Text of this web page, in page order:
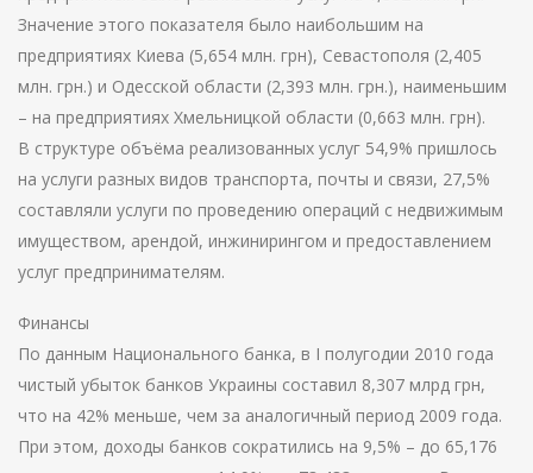
Значение этого показателя было наибольшим на
предприятиях Киева (5,654 млн. грн), Севастополя (2,405
млн. грн.) и Одесской области (2,393 млн. грн.), наименьшим
– на предприятиях Хмельницкой области (0,663 млн. грн).
В структуре объёма реализованных услуг 54,9% пришлось
на услуги разных видов транспорта, почты и связи, 27,5%
составляли услуги по проведению операций с недвижимым
имуществом, арендой, инжинирингом и предоставлением
услуг предпринимателям.
Финансы
По данным Национального банка, в I полугодии 2010 года
чистый убыток банков Украины составил 8,307 млрд грн,
что на 42% меньше, чем за аналогичный период 2009 года.
При этом, доходы банков сократились на 9,5% – до 65,176